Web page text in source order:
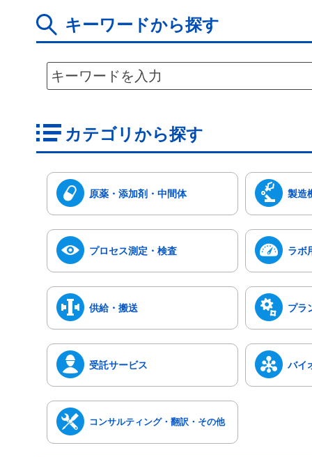
キーワードから探す
カテゴリから探す
原薬・添加剤・中間体 製造
プロセス測定・検査 ラボ
供給・搬送 プラ
受託サービス バイ
コンサルティング・翻訳・その他